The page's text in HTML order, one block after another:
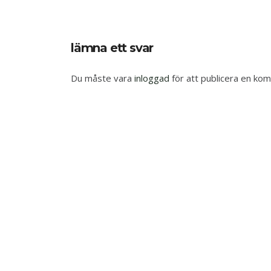
lämna ett svar
Du måste vara inloggad för att publicera en